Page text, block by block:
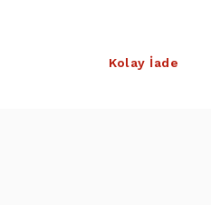
Kolay İade